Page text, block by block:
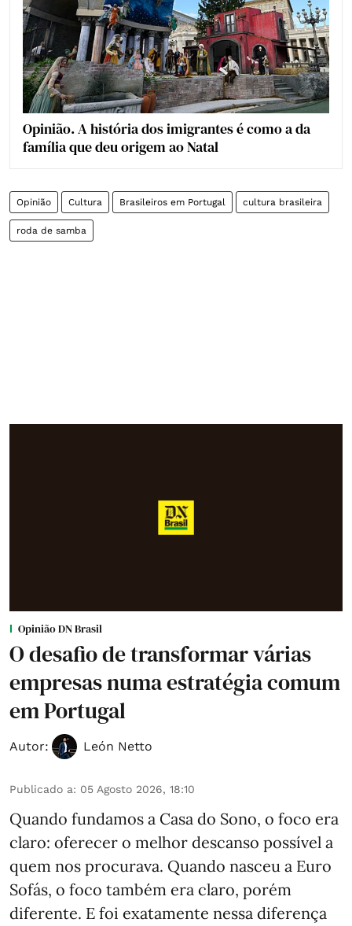
Opinião. A história dos imigrantes é como a da
família que deu origem ao Natal
Opinião Cultura Brasileiros em Portugal cultura brasileira
roda de samba
Opinião DN Brasil
O desafio de transformar várias
empresas numa estratégia comum
em Portugal
Autor: León Netto
Publicado a: 05 Agosto 2026, 18:10
Quando fundamos a Casa do Sono, o foco era
claro: oferecer o melhor descanso possível a
quem nos procurava. Quando nasceu a Euro
Sofás, o foco também era claro, porém
diferente. E foi exatamente nessa diferença